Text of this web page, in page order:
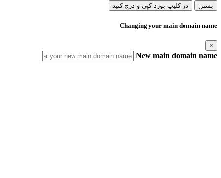
بستن
در کلیپ بورد کپی و درج کنید
Changing your main domain name
×
New main domain name